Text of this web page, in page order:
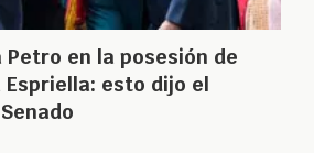
Petro en la posesión de
Espriella: esto dijo el